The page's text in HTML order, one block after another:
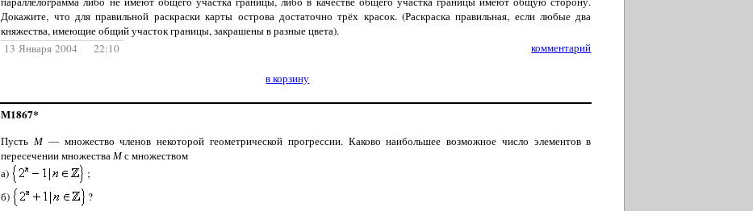
Докажите, что для правильной раскраски карты острова достаточно трёх красок. (Раскраска правильная, если любые два
княжества, имеющие общий участок границы, закрашены в разные цвета).
13 Января 2004 22:10
комментарий
в корзину
М1867*
ПустьМ— множество членов некоторой геометрической прогрессии. Каково наибольшее возможное число элементов в
пересечении множестваМс множеством
а)
;
б)
?